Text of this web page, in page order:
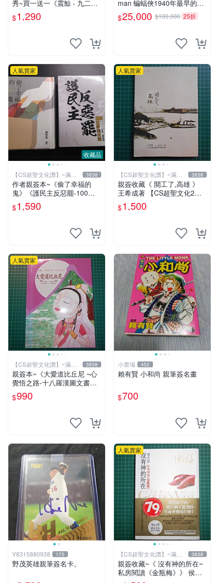
秀~買一送一《震鯨 - 九二一
大地震二週年紀念詩專輯》女
鯨詩社編 (贈 利玉芳小詩集)
$1,290
man 蝙蝠俠1940年最早的創
作者，這本書是Batman and
me 是Bob Kane 1990年出的
$25,000 $100,000 25折
收藏品
人氣賣家
【CS超聖文化讚】~滿千
元送運
3838
作者親簽本~《偷了幸福的
鬼》《護民主反惡罷-100萬
步走大安》二本合售 羅智強
著 精裝小冊【CS超聖文化
$1,590
人氣賣家
【CS超聖文化讚】~滿千
元送運
3838
親簽收藏《 開工了,高雄 》
王希成著 【CS超聖文化2
讚】
$1,500
人氣賣家
【CS超聖文化讚】~滿千
元送運
3838
親簽本~《大愛道比丘尼 ~心
覺悟之路-十八羅漢圖文書》
妍因改寫 羅莎繪 佛光文化
【CS超聖文化2讚】
$990
小賣場 452
賴有賢 小和尚 親筆簽名畫
$700
Y8315880938 173
野茂英雄親筆簽名卡。
人氣賣家
【CS超聖文化讚】~滿千
元送運
3838
親簽收藏~《 沒有神的所在~
私房閱讀《金瓶梅》》 侯文